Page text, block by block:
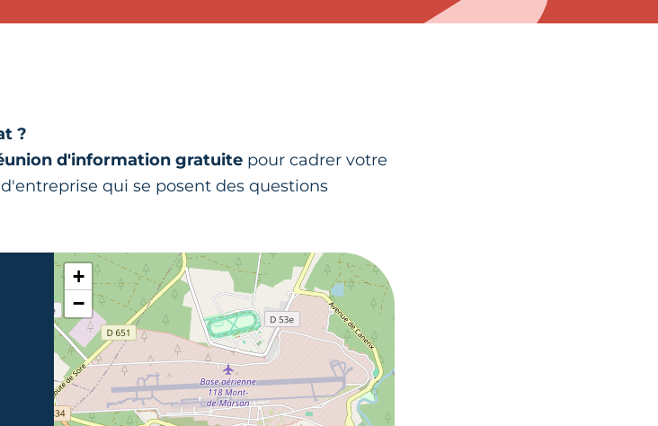
?
d'information gratuite pour cadrer votre
qui se posent des questions
+
−